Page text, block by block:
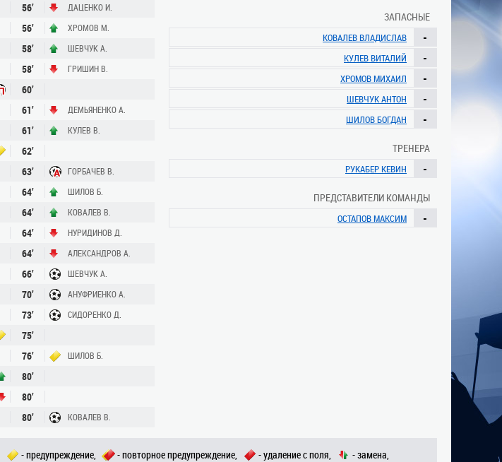
56’
ДАЦЕНКО И.
56’ ХРОМОВ М.
58’ ШЕВЧУК А.
58’
ГРИШИН В.
60’
61’
ДЕМЬЯНЕНКО А.
61’
КУЛЕВ В.
62’
63’
ГОРБАЧЕВ В.
64’ ШИЛОВ Б.
64’ КОВАЛЕВ В.
64’ НУРИДИНОВ Д.
64’ АЛЕКСАНДРОВ А.
66’ ШЕВЧУК А.
70’ АНУФРИЕНКО А.
73’
СИДОРЕНКО Д.
75’
76’
ШИЛОВ Б.
80’
80’
80’
КОВАЛЕВ В.
ЗАПАСНЫЕ
-
КОВАЛЕВ ВЛАДИСЛАВ
-
КУЛЕВ ВИТАЛИЙ
-
ХРОМОВ МИХАИЛ
-
ШЕВЧУК АНТОН
-
ШИЛОВ БОГДАН
ТРЕНЕРА
-
РУКАБЕР КЕВИН
ПРЕДСТАВИТЕЛИ КОМАНДЫ
-
ОСТАПОВ МАКСИМ
- предупреждение, - повторное предупреждение, - удаление с поля,
- замена,